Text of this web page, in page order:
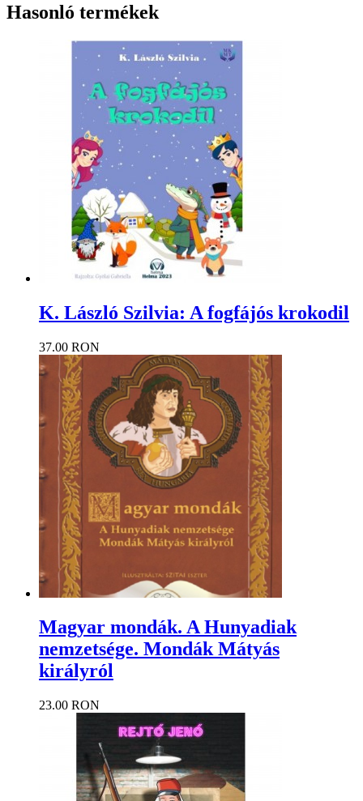
Hasonló termékek
K. László Szilvia: A fogfájós krokodil
37.00 RON
Magyar mondák. A Hunyadiak
nemzetsége. Mondák Mátyás
királyról
23.00 RON